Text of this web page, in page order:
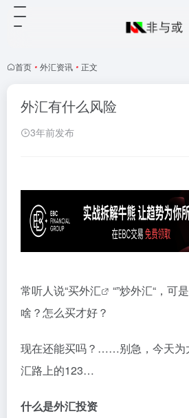
首页 • 外汇资讯 • 正文
外汇有什么风险
3年前发布
常听人说“买外汇
“”炒外汇“，可
啥？怎么买才好？
现在还能买吗？……别急，今天为
汇路上的123…
什么是外汇投资